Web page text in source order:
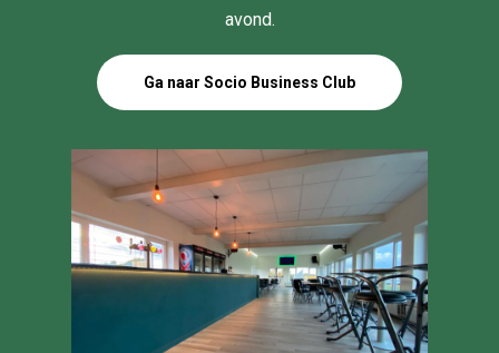
avond.
Ga naar Socio Business Club